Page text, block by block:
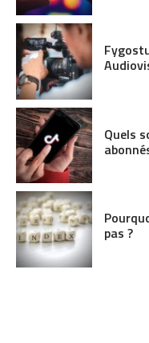
Quels
pas ?